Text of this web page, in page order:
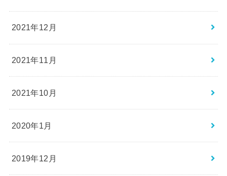
2021年12月
2021年11月
2021年10月
2020年1月
2019年12月